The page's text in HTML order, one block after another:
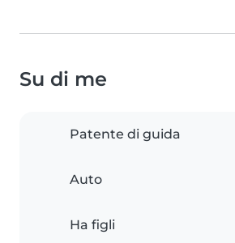
Su di me
Patente di guida
Auto
Ha figli